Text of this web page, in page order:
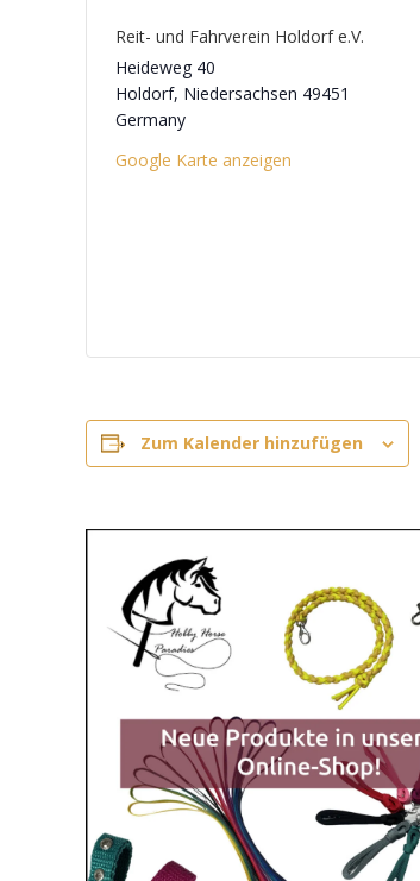
Reit- und Fahrverein Holdorf e.V.
Heideweg 40
Holdorf, Niedersachsen 49451
Germany
Google Karte anzeigen
Zum Kalender hinzufügen